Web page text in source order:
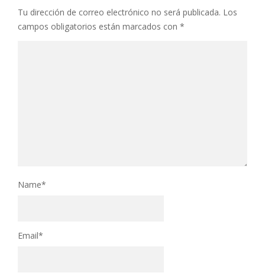
Tu dirección de correo electrónico no será publicada. Los
campos obligatorios están marcados con *
Name*
Email*